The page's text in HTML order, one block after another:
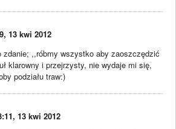
13 kwi 2012
zdanie; ,,róbmy wszystko aby zaoszczędzić
klarowny i przejrzysty, nie wydaje mi się,
podziału traw:)
13 kwi 2012